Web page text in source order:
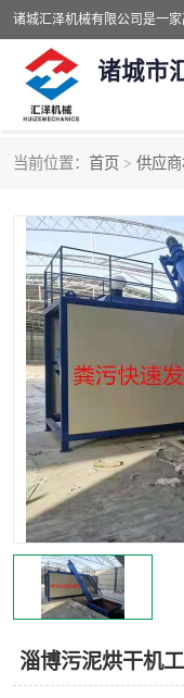
诸城市
当前位置： 首页 > 供应
淄博污泥烘干机工
鸡粪发酵机
纳米膜好氧发酵堆
膜式堆肥机
膜式发酵仓
分子膜发酵堆肥设